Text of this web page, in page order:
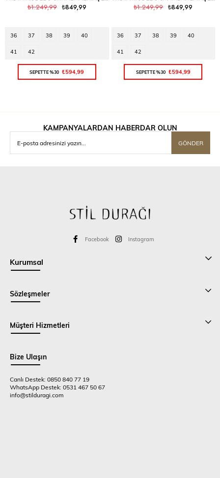
₺849,99
₺1.249,99
36 37 38 39 40
41 42
SEPETTE %30 ₺594,99
₺849,99
₺1.249,99
36 37 38 39 40
41 42
SEPETTE %30 ₺594,99
KAMPANYALARDAN HABERDAR OLUN
GÖNDER
Facebook Instagram
Kurumsal
Sözleşmeler
Müşteri Hizmetleri
Bize Ulaşın
Canlı Destek: 0850 840 77 19
WhatsApp Destek: 0531 467 50 67
info@stilduragi.com